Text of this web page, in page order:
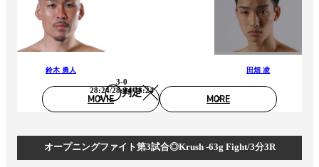
鈴木 勇人
判定
3-0
28:24/28:24/28:24
田畑 凌
MOVIE MORE
オープニングファイト第3試合◎Krush -63g Fight/3分3R